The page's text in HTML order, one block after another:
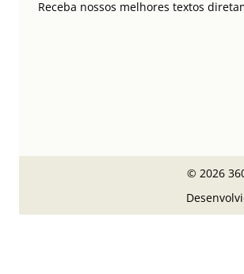
Receba nossos melhores textos
© 2026